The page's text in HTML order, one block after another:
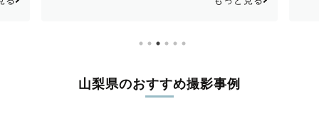
たたかいナチュラルな雰囲気で好みでした。今
山梨県のおすすめ撮影事例